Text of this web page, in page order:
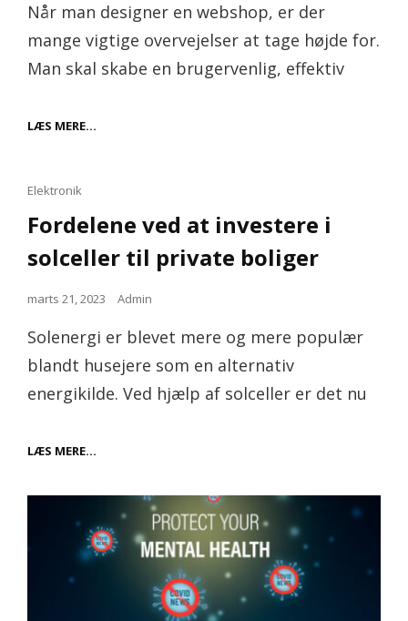
Når man designer en webshop, er der
mange vigtige overvejelser at tage højde for.
Man skal skabe en brugervenlig, effektiv
LÆS MERE…
DIN
WEBSHOP
Cat
Elektronik
Fordelene ved at investere i
solceller til private boliger
Posted
marts 21, 2023 Admin
Solenergi er blevet mere og mere populær
blandt husejere som en alternativ
energikilde. Ved hjælp af solceller er det nu
LÆS MERE…
INVESTERE
SOLCELLER
TIL
PRIVATE